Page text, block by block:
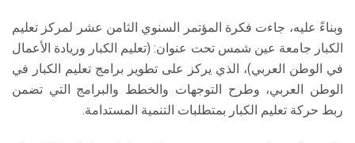
وبناءً عليه، جاءت فكرة المؤتمر السنوي الثامن عشر لمركز تعليم
الكبار جامعة عين شمس تحت عنوان: (تعليم الكبار وريادة الأعمال
في الوطن العربي)، الذي يركز على تطوير برامج تعليم الكبار في
الوطن العربي، وطرح التوجهات والخطط والبرامج التي تضمن
ربط حركة تعليم الكبار بمتطلبات التنمية المستدامة.